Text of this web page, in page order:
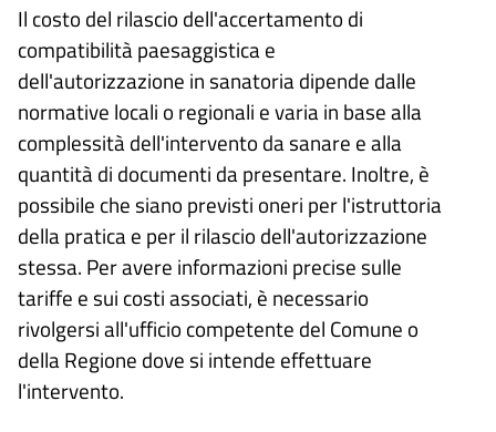
Il costo del rilascio dell'accertamento di
compatibilità paesaggistica e
dell'autorizzazione in sanatoria dipende dalle
normative locali o regionali e varia in base alla
complessità dell'intervento da sanare e alla
quantità di documenti da presentare. Inoltre, è
possibile che siano previsti oneri per l'istruttoria
della pratica e per il rilascio dell'autorizzazione
stessa. Per avere informazioni precise sulle
tariffe e sui costi associati, è necessario
rivolgersi all'ufficio competente del Comune o
della Regione dove si intende effettuare
l'intervento.